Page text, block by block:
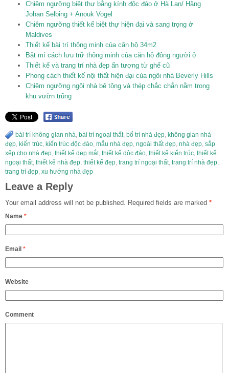
Chiêm ngưỡng biệt thự bằng kính độc đáo ở Hà Lan/ Hãng
Johan Selbing + Anouk Vogel
Chiêm ngưỡng thiết kế biệt thự hiện đại và sang trọng ở
Maldives
Thiết kế bài trí thông minh của căn hộ 34m2
Bật mí cách lưu trữ thông minh của căn hộ đông người ở
Thiết kế và trang trí nhà đẹp ấn tượng từ ghế cũ
Phong cách thiết kế nội thất hiện đại của ngôi nhà Beverly Hills
Chiêm ngưỡng ngôi nhà bê tông và thép chắc chắn nằm trong
khu vườn trũng
bài trí không gian nhà bài trí ngoại thất bố trí nhà đẹp không gian nhà
đẹp kiến trúc kiến trúc độc đáo mẫu nhà đẹp ngoài thất đẹp nhà đẹp sắp
xếp cho nhà đẹp thiết kế dẹp mắt thiết kế dộc đáo thiết kế kiến trúc thiết kế
ngoại thất thiết kế nhà đẹp thiết kế đẹp trang trí ngoại thất trang trí nhà đẹp
trang trí đẹp xu hướng nhà đẹp
Leave a Reply
Your email address will not be published. Required fields are marked *
Name *
Email *
Website
Comment